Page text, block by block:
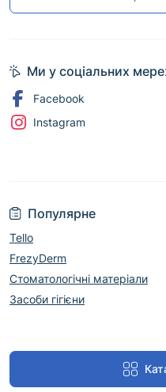
Популярне
Tello
FrezyDerm
Стоматологічні матеріали
Засоби гігієни
Ми у соціальних
Facebook
Instagram